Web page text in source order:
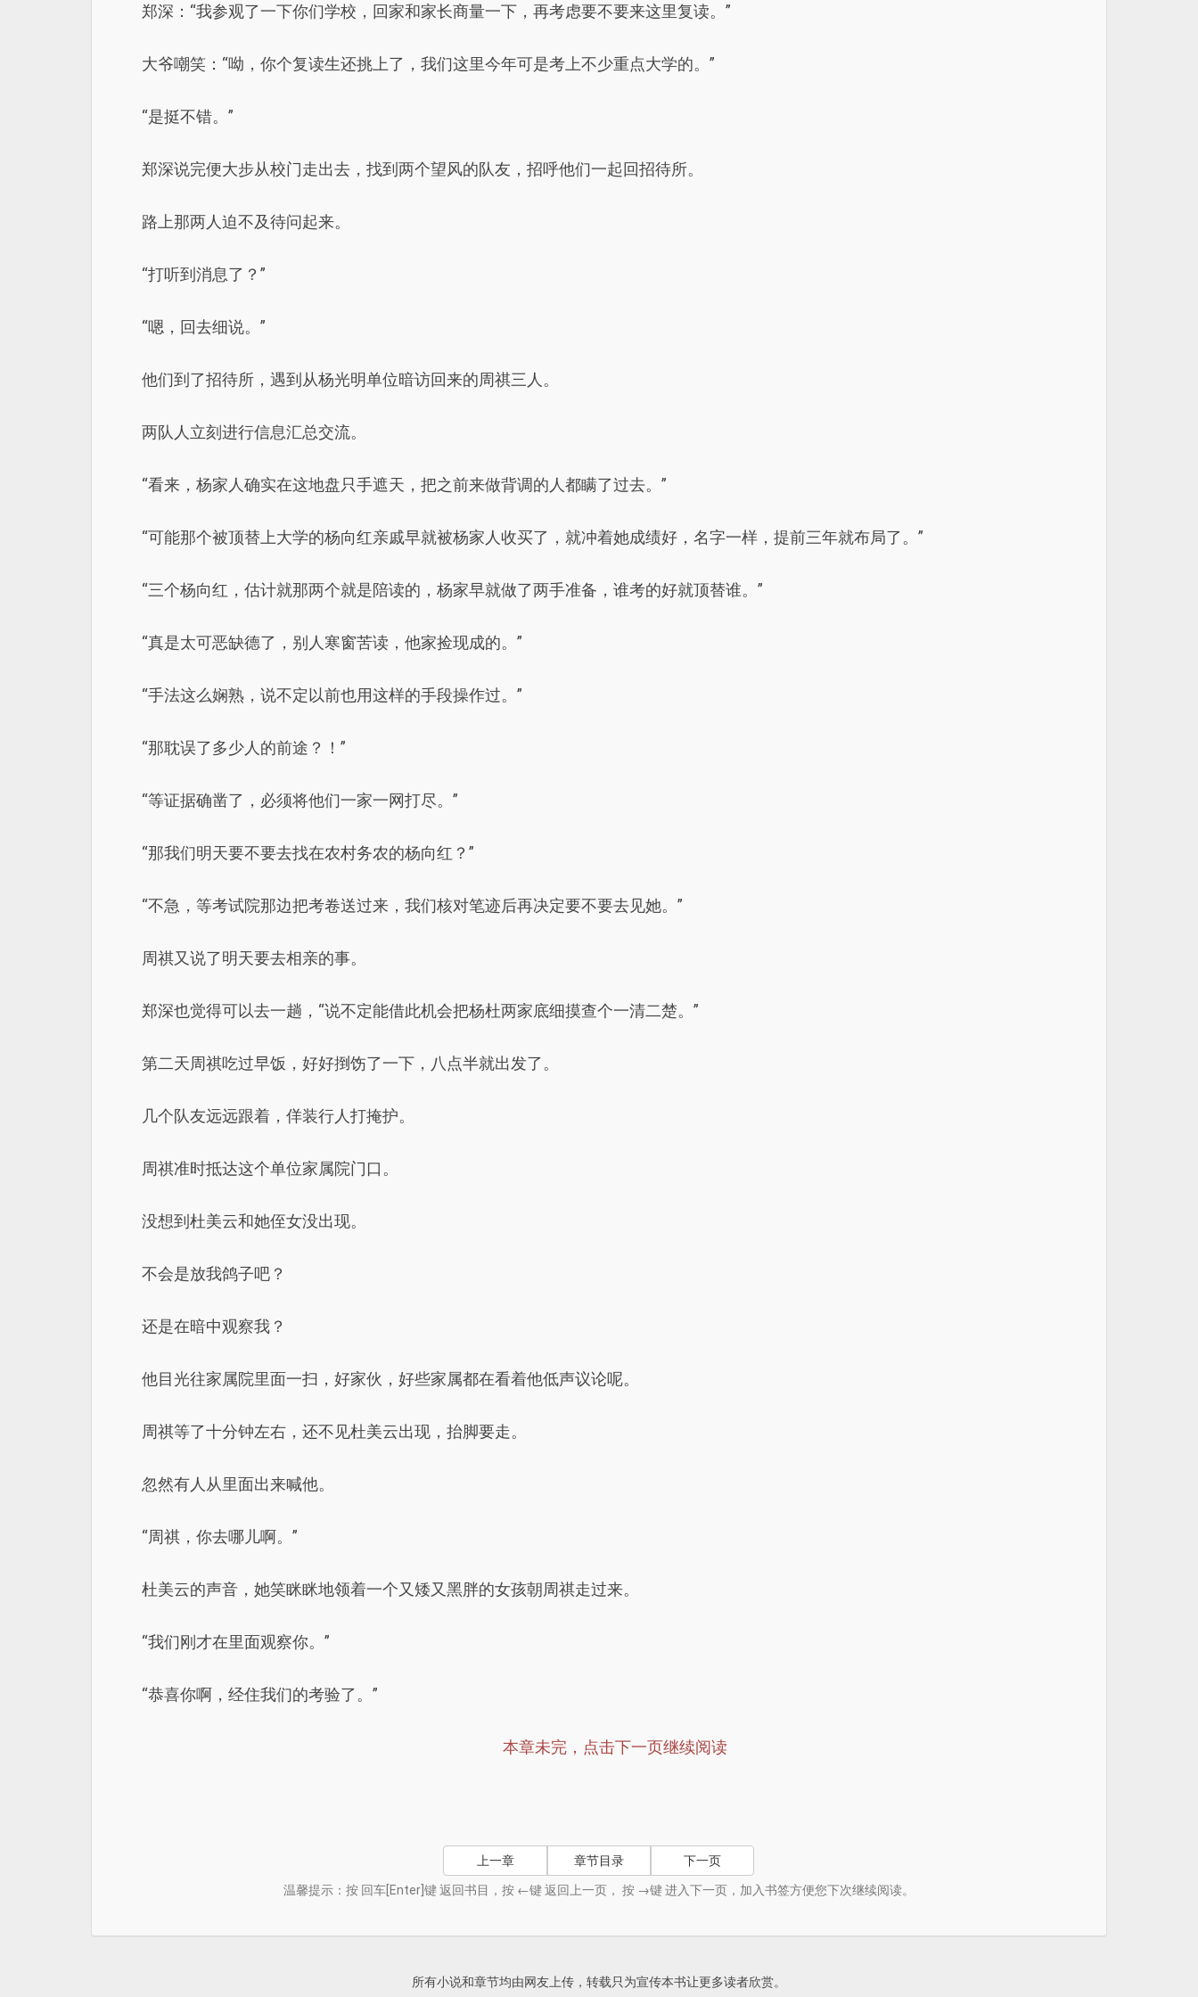
郑深：“我参观了一下你们学校，回家和家长商量一下，再考虑要不要来这里复读。”
大爷嘲笑：“呦，你个复读生还挑上了，我们这里今年可是考上不少重点大学的。”
“是挺不错。”
郑深说完便大步从校门走出去，找到两个望风的队友，招呼他们一起回招待所。
路上那两人迫不及待问起来。
“打听到消息了？”
“嗯，回去细说。”
他们到了招待所，遇到从杨光明单位暗访回来的周祺三人。
两队人立刻进行信息汇总交流。
“看来，杨家人确实在这地盘只手遮天，把之前来做背调的人都瞒了过去。”
“可能那个被顶替上大学的杨向红亲戚早就被杨家人收买了，就冲着她成绩好，名字一样，提前三年就布局了。”
“三个杨向红，估计就那两个就是陪读的，杨家早就做了两手准备，谁考的好就顶替谁。”
“真是太可恶缺德了，别人寒窗苦读，他家捡现成的。”
“手法这么娴熟，说不定以前也用这样的手段操作过。”
“那耽误了多少人的前途？！”
“等证据确凿了，必须将他们一家一网打尽。”
“那我们明天要不要去找在农村务农的杨向红？”
“不急，等考试院那边把考卷送过来，我们核对笔迹后再决定要不要去见她。”
周祺又说了明天要去相亲的事。
郑深也觉得可以去一趟，“说不定能借此机会把杨杜两家底细摸查个一清二楚。”
第二天周祺吃过早饭，好好捯饬了一下，八点半就出发了。
几个队友远远跟着，佯装行人打掩护。
周祺准时抵达这个单位家属院门口。
没想到杜美云和她侄女没出现。
不会是放我鸽子吧？
还是在暗中观察我？
他目光往家属院里面一扫，好家伙，好些家属都在看着他低声议论呢。
周祺等了十分钟左右，还不见杜美云出现，抬脚要走。
忽然有人从里面出来喊他。
“周祺，你去哪儿啊。”
杜美云的声音，她笑眯眯地领着一个又矮又黑胖的女孩朝周祺走过来。
“我们刚才在里面观察你。”
“恭喜你啊，经住我们的考验了。”
本章未完，点击下一页继续阅读
上一章 章节目录 下一页
温馨提示：按 回车[Enter]键 返回书目，按 ←键 返回上一页， 按 →键 进入下一页，加入书签方便您下次继续阅读。
所有小说和章节均由网友上传，转载只为宣传本书让更多读者欣赏。